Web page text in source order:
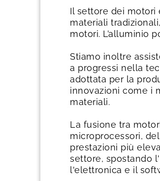
Il settore dei motori
materiali
motori. L’alluminio
Stiamo inoltre
a progressi nella
adottata per la
innovazioni come i
materiali.
La fusione tra
microprocessori,
prestazioni più
settore, spostando
l'elettronica e il